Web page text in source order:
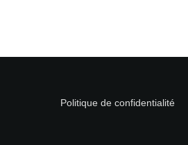
Politique de confidentialité